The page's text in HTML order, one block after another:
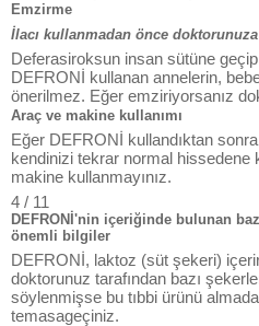
Emzirme
İlacı kullanmadan önce doktorunuza
Deferasiroksun insan sütüne
DEFRONİ kullanan annelerin,
önerilmez. Eğer emziriyorsanız
Araç ve makine kullanımı
Eğer DEFRONİ kullandıktan
kendinizi tekrar normal hissedene
makine kullanmayınız.
4 / 11
DEFRONİ'nin içeriğinde bulunan
önemli bilgiler
DEFRONİ, laktoz (süt şekeri)
doktorunuz tarafından bazı
söylenmişse bu tıbbi ürünü
temasageçiniz.